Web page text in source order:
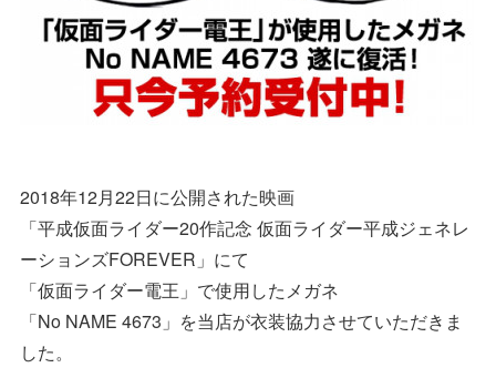
2018年12月22日に公開された映画
「平成仮面ライダー20作記念 仮面ライダー平成ジェネレ
ーションズFOREVER」にて
「仮面ライダー電王」で使用したメガネ
「No NAME 4673」を当店が衣装協力させていただきま
した。